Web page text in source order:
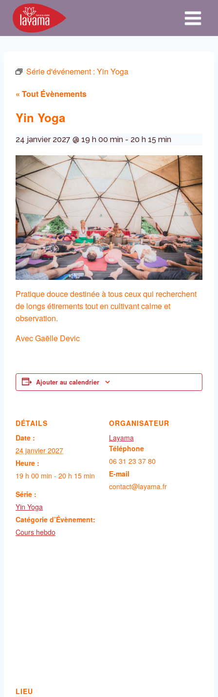
Aller
contenu
Série d'événement : Yin Yoga
« Tout Évènements
Yin Yoga
24 janvier 2027 @ 19 h 00 min - 20 h 15 min
Pratique douce destinée à tous ceux qui recherchent
de longs étirements tout en cultivant calme et
observation.
Avec Gaëlle Devic
Ajouter au calendrier
DÉTAILS
Date :
24 janvier 2027
Heure :
19 h 00 min - 20 h 15 min
Série :
Yin Yoga
Catégorie d’Évènement:
Cours hebdo
ORGANISATEUR
Layama
Téléphone
06 31 23 37 80
E-mail
contact@layama.fr
LIEU